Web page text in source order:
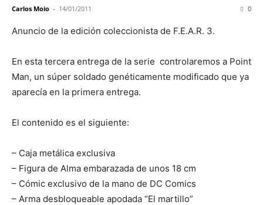
Carlos Moio - 14/01/2011 0
Anuncio de la edición coleccionista de F.E.A.R. 3.
En esta tercera entrega de la serie controlaremos a Point
Man, un súper soldado genéticamente modificado que ya
aparecía en la primera entrega.
El contenido es el siguiente:
– Caja metálica exclusiva
– Figura de Alma embarazada de unos 18 cm
– Cómic exclusivo de la mano de DC Comics
– Arma desbloqueable apodada “El martillo”